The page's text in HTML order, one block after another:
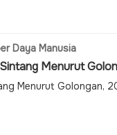
Daya Manusia
Menurut
Menurut Golongan,